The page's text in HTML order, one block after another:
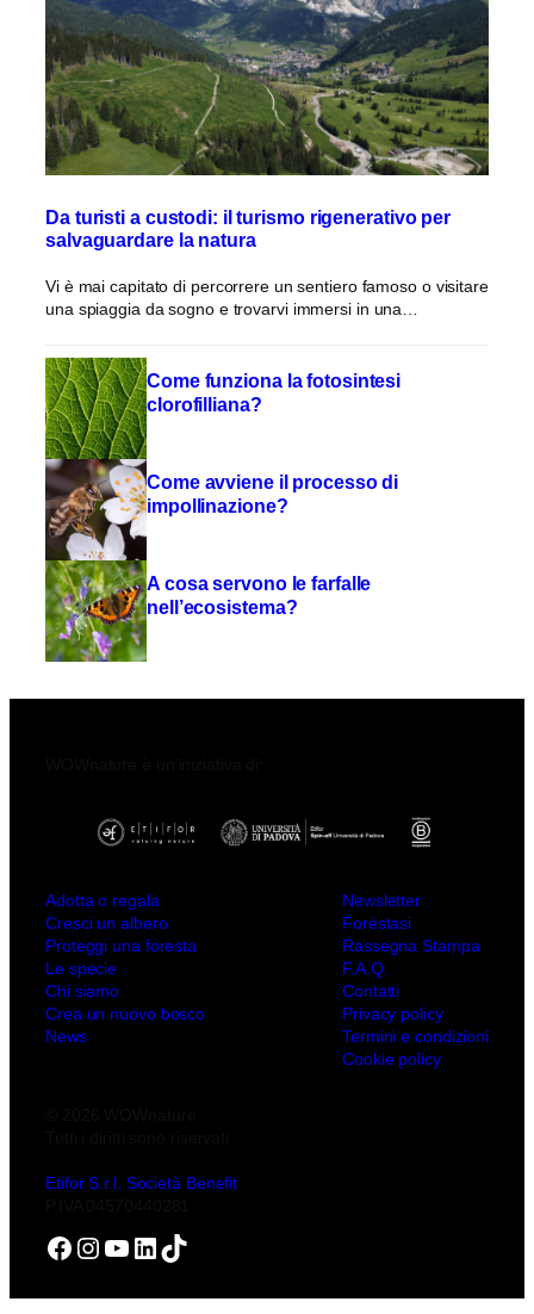
Da turisti a custodi: il turismo rigenerativo per
salvaguardare la natura
Vi è mai capitato di percorrere un sentiero famoso o visitare
una spiaggia da sogno e trovarvi immersi in una…
Come funziona la fotosintesi
clorofilliana?
Come avviene il processo di
impollinazione?
A cosa servono le farfalle
nell’ecosistema?
Adotta o regala
Cresci un albero
Proteggi una foresta
Le specie
Chi siamo
Crea un nuovo bosco
News
Newsletter
Forèstasi
Rassegna Stampa
F.A.Q.
Contatti
Privacy policy
Termini e condizioni
Cookie policy
Etifor S.r.l. Società Benefit
Facebook
Instagram
YouTube
LinkedIn
TikTok